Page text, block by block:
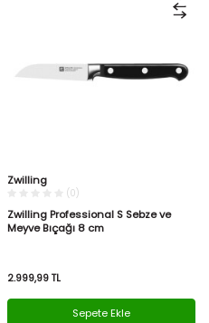
Zwilling
(0)
Zwilling Professional S Sebze ve
Meyve Bıçağı 8 cm
2.999,99 TL
Sepete Ekle